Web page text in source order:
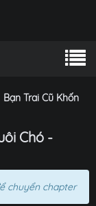
Bạn Trai Cũ Khốn
Chó -
chuyển chapter